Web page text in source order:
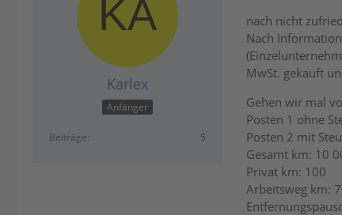
Karlex
Anfänger
Beiträge 5
nach nicht
Nach
MwSt. gekauft
Gehen wir mal
Posten 1 ohne
Posten 2 mit
Gesamt km: 10
Privat km: 100
Arbeitsweg km: